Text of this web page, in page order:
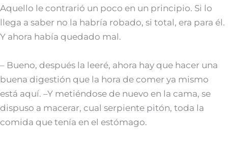
Aquello le contrarió un poco en un principio. Si lo
llega a saber no la habría robado, si total, era para él.
Y ahora había quedado mal.
– Bueno, después la leeré, ahora hay que hacer una
buena digestión que la hora de comer ya mismo
está aquí. –Y metiéndose de nuevo en la cama, se
dispuso a macerar, cual serpiente pitón, toda la
comida que tenía en el estómago.